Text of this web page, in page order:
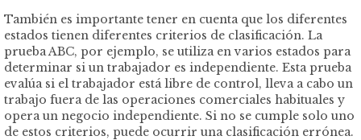
También es importante tener en cuenta que los diferentes
estados tienen diferentes criterios de clasificación. La
prueba ABC, por ejemplo, se utiliza en varios estados para
determinar si un trabajador es independiente. Esta prueba
evalúa si el trabajador está libre de control, lleva a cabo un
trabajo fuera de las operaciones comerciales habituales y
opera un negocio independiente. Si no se cumple solo uno
de estos criterios, puede ocurrir una clasificación errónea.